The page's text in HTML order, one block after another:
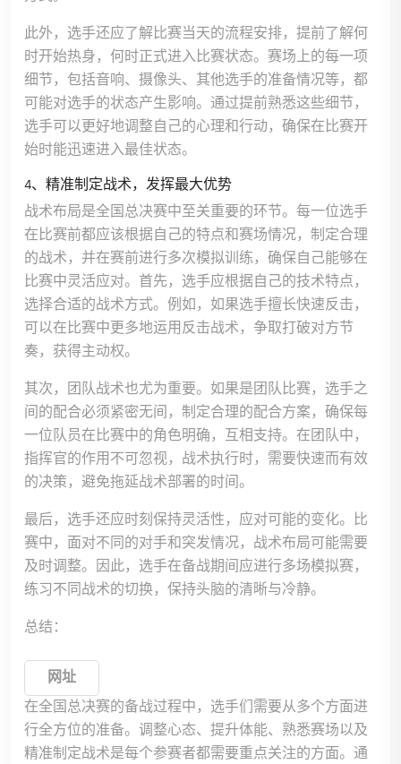
此外，选手还应了解比赛当天的流程安排，提前了解何
时开始热身，何时正式进入比赛状态。赛场上的每一项
细节，包括音响、摄像头、其他选手的准备情况等，都
可能对选手的状态产生影响。通过提前熟悉这些细节，
选手可以更好地调整自己的心理和行动，确保在比赛开
始时能迅速进入最佳状态。
4、精准制定战术，发挥最大优势
战术布局是全国总决赛中至关重要的环节。每一位选手
在比赛前都应该根据自己的特点和赛场情况，制定合理
的战术，并在赛前进行多次模拟训练，确保自己能够在
比赛中灵活应对。首先，选手应根据自己的技术特点，
选择合适的战术方式。例如，如果选手擅长快速反击，
可以在比赛中更多地运用反击战术，争取打破对方节
奏，获得主动权。
其次，团队战术也尤为重要。如果是团队比赛，选手之
间的配合必须紧密无间，制定合理的配合方案，确保每
一位队员在比赛中的角色明确，互相支持。在团队中，
指挥官的作用不可忽视，战术执行时，需要快速而有效
的决策，避免拖延战术部署的时间。
最后，选手还应时刻保持灵活性，应对可能的变化。比
赛中，面对不同的对手和突发情况，战术布局可能需要
及时调整。因此，选手在备战期间应进行多场模拟赛，
练习不同战术的切换，保持头脑的清晰与冷静。
总结：
网址
在全国总决赛的备战过程中，选手们需要从多个方面进
行全方位的准备。调整心态、提升体能、熟悉赛场以及
精准制定战术是每个参赛者都需要重点关注的方面。通